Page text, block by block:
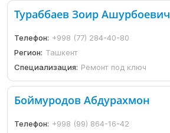
Тураббаев Зоир Ашурбоевич
Телефон: +998 (77) 284-40-80
Регион: Ташкент
Специализация: Ремонт под ключ
Боймуродов Абдурахмон
Телефон: +998 (99) 864-16-42